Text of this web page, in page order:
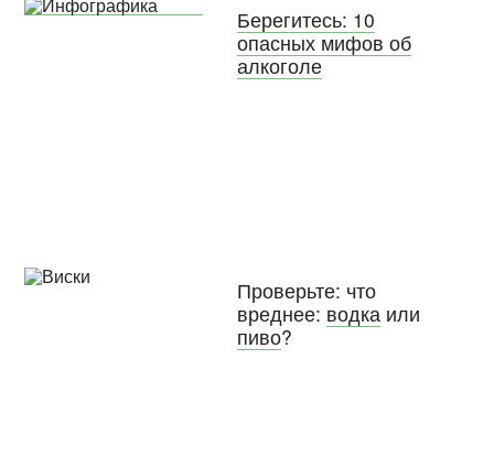
Берегитесь: 10
опасных мифов об
алкоголе
Проверьте: что
вреднее: водкаили
пиво?